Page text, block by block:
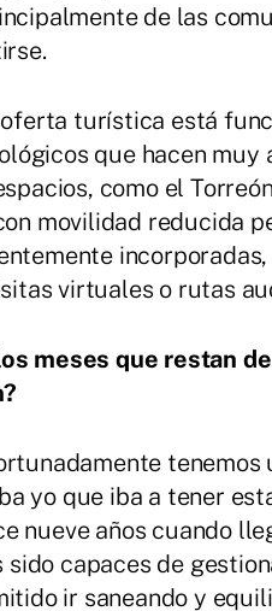
de las
turística está
que hacen muy
como el
movilidad reducida
virtuales o rutas
meses que restan
tenemos
yo que iba a tener
nueve años cuando
capaces de
ir saneando y